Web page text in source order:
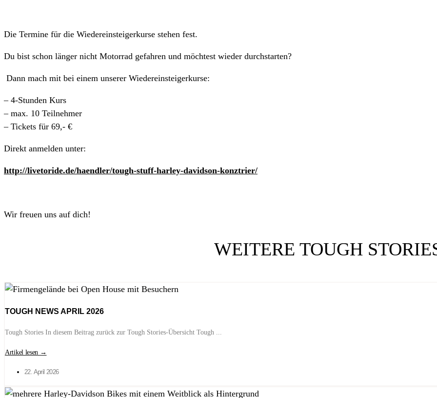
Die Termine für die Wiedereinsteigerkurse stehen fest.
Du bist schon länger nicht Motorrad gefahren und möchtest wieder durchstarten?
Dann mach mit bei einem unserer Wiedereinsteigerkurse:
– 4-Stunden Kurs
– max. 10 Teilnehmer
– Tickets für 69,- €
Direkt anmelden unter:
http://livetoride.de/haendler/tough-stuff-harley-davidson-konztrier/
Wir freuen uns auf dich!
WEITERE TOUGH
TOUGH NEWS APRIL 2026
Tough Stories In diesem Beitrag zurück zur Tough Stories-Übersicht Tough ...
Artikel lesen →
22. April 2026